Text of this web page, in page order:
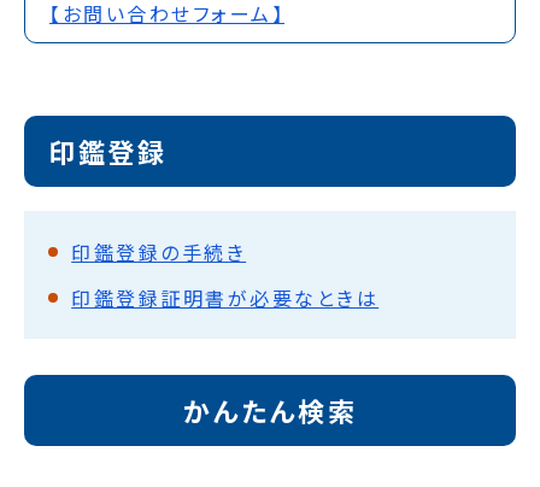
【お問い合わせフォーム】
印鑑登録
印鑑登録の手続き
印鑑登録証明書が必要なときは
かんたん検索